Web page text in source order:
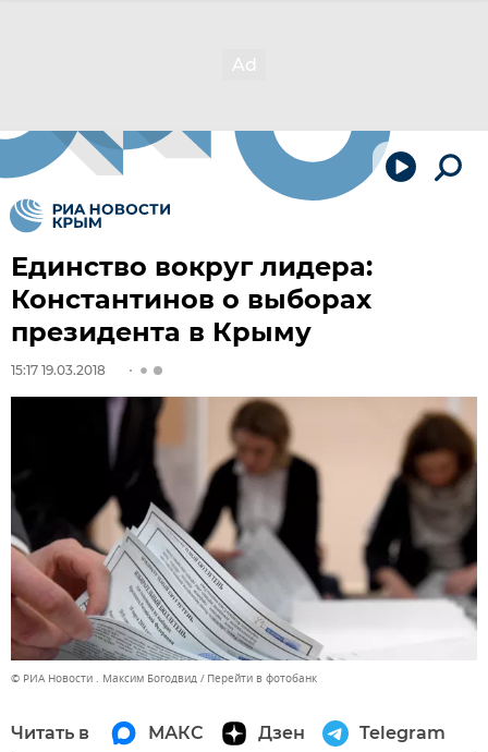
Единство вокруг лидера:
Константинов о выборах
президента в Крыму
15:17 19.03.2018
© РИА Новости . Максим Богодвид Перейти в фотобанк
Читать в МАКС Дзен Telegram